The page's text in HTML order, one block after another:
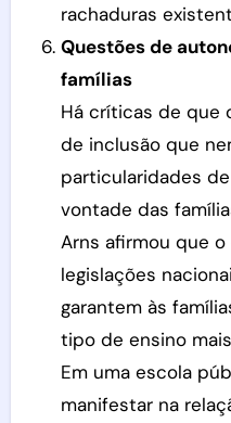
rachaduras
Questões de
famílias
Há críticas de que
de inclusão que
particularidades
vontade das
Arns afirmou que
legislações
garantem às
tipo de ensino
Em uma escola
manifestar na